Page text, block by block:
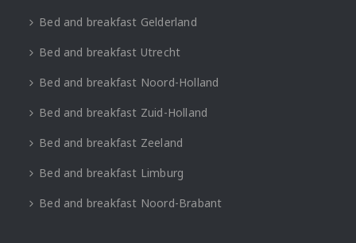
Bed and breakfast Gelderland
Bed and breakfast Utrecht
Bed and breakfast Noord-Holland
Bed and breakfast Zuid-Holland
Bed and breakfast Zeeland
Bed and breakfast Limburg
Bed and breakfast Noord-Brabant